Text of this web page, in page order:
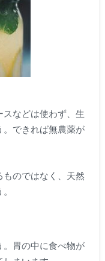
スなどは使わず、生
できれば無農薬が
ものではなく、天然
。胃の中に食べ物が